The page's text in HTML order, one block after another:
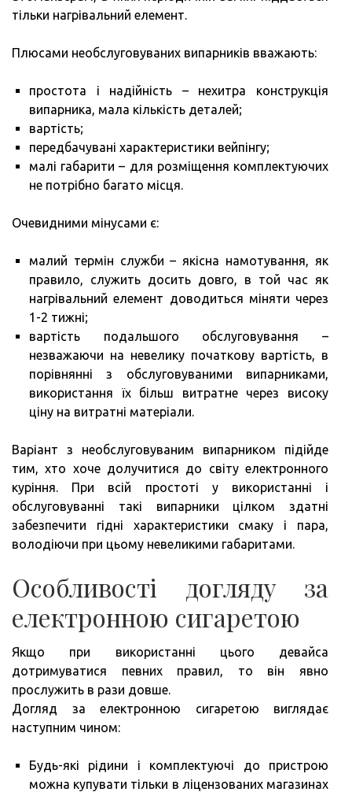
тільки нагрівальний елемент.
Плюсами необслуговуваних випарників вважають:
простота і надійність – нехитра конструкція
випарника, мала кількість деталей;
вартість;
передбачувані характеристики вейпінгу;
малі габарити – для розміщення комплектуючих
не потрібно багато місця.
Очевидними мінусами є:
малий термін служби – якісна намотування, як
правило, служить досить довго, в той час як
нагрівальний елемент доводиться міняти через
1-2 тижні;
вартість подальшого обслуговування –
незважаючи на невелику початкову вартість, в
порівнянні з обслуговуваними випарниками,
використання їх більш витратне через високу
ціну на витратні матеріали.
Варіант з необслуговуваним випарником підійде
тим, хто хоче долучитися до світу електронного
куріння. При всій простоті у використанні і
обслуговуванні такі випарники цілком здатні
забезпечити гідні характеристики смаку і пара,
володіючи при цьому невеликими габаритами.
Особливості догляду за
електронною сигаретою
Якщо при використанні цього девайса
дотримуватися певних правил, то він явно
прослужить в рази довше.
Догляд за електронною сигаретою виглядає
наступним чином:
Будь-які рідини і комплектуючі до пристрою
можна купувати тільки в ліцензованих магазинах